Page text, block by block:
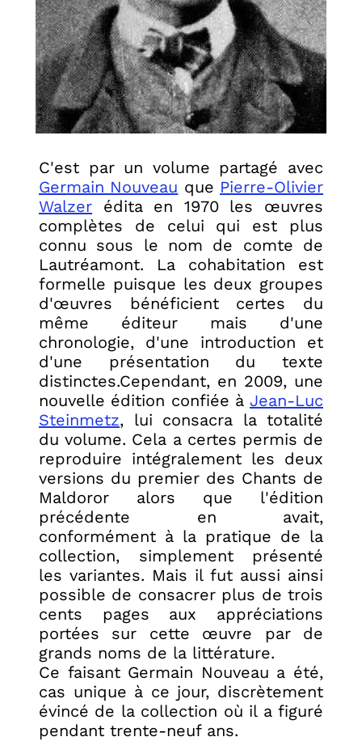
C'est par un volume partagé avec
Germain Nouveau que Pierre-Olivier
Walzer édita en 1970 les œuvres
complètes de celui qui est plus
connu sous le nom de comte de
Lautréamont. La cohabitation est
formelle puisque les deux groupes
d'œuvres bénéficient certes du
même éditeur mais d'une
chronologie, d'une introduction et
d'une présentation du texte
distinctes.Cependant, en 2009, une
nouvelle édition confiée à Jean-Luc
Steinmetz, lui consacra la totalité
du volume. Cela a certes permis de
reproduire intégralement les deux
versions du premier des Chants de
Maldoror alors que l'édition
précédente en avait,
conformément à la pratique de la
collection, simplement présenté
les variantes. Mais il fut aussi ainsi
possible de consacrer plus de trois
cents pages aux appréciations
portées sur cette œuvre par de
grands noms de la littérature.
Ce faisant Germain Nouveau a été,
cas unique à ce jour, discrètement
évincé de la collection où il a figuré
pendant trente-neuf ans.